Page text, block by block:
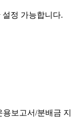
정 가능합니다.
용보고서/분배금 지